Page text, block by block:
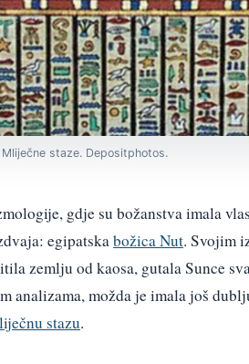
staze. Depositphotos.
gdje su božanstva imala
egipatskabožica Nut. Svojim
zemlju od kaosa, gutala Sunce
analizama, možda je imala još
stazu.